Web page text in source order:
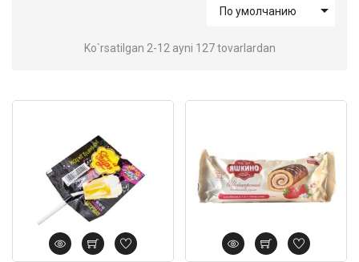
По умолчанию 
Ko`rsatilgan 2-12 ayni 127 tovarlardan